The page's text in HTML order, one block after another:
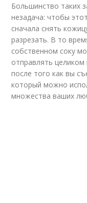
Большинство таких
незадача: чтобы
сначала снять
разрезать. В то
собственном соку
отправлять
после того как вы
который можно
множества ваших